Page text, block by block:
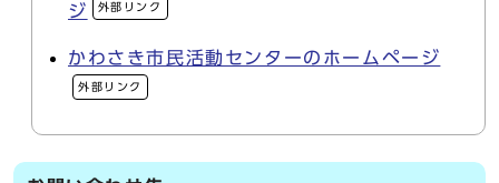
ジ
外部リンク
かわさき市民活動センターのホームページ
外部リンク